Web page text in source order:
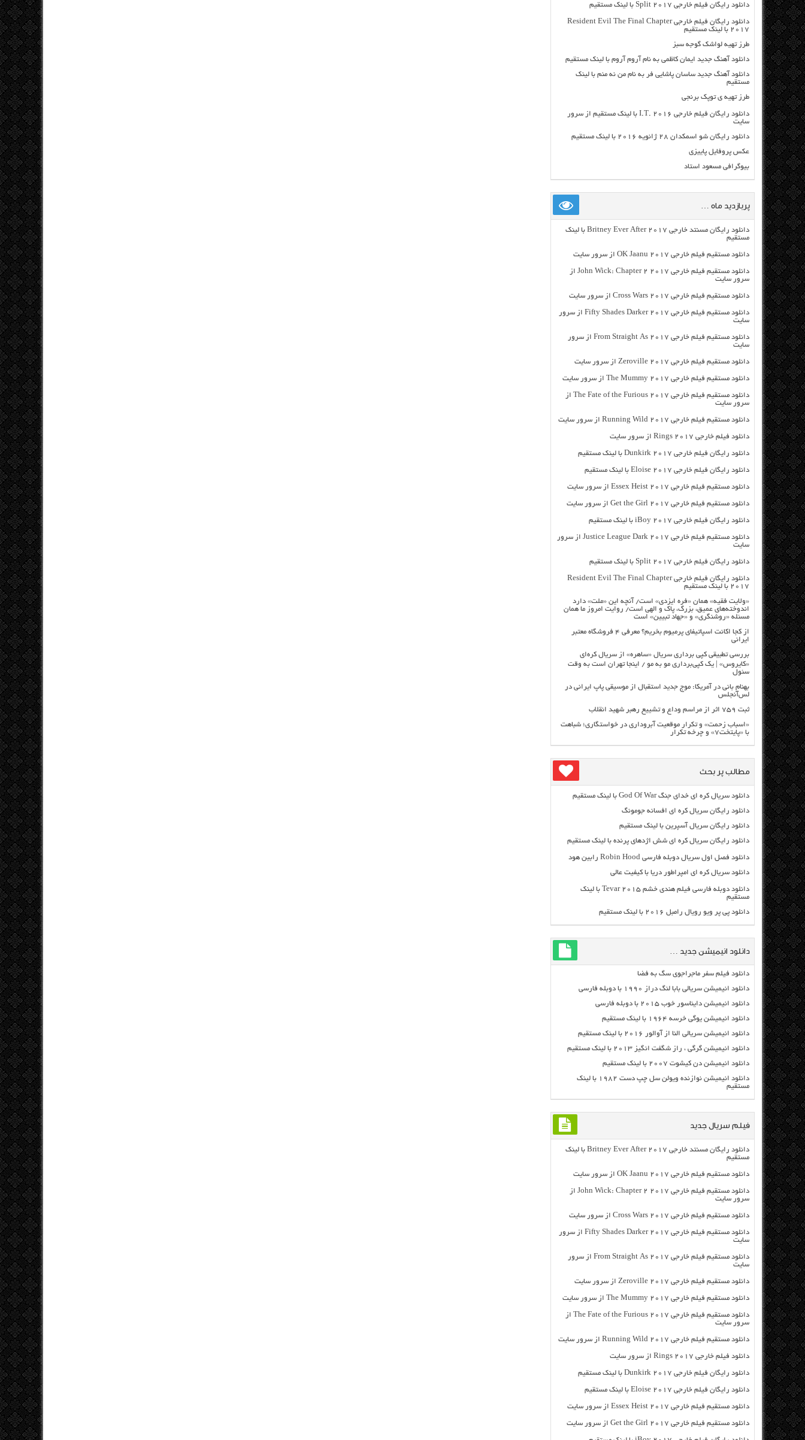
دانلود رایگان فیلم خارجی Split 2017 با لینک مستقیم
دانلود رایگان فیلم خارجی Resident Evil The Final Chapter
2017 با لینک مستقیم
طرز تهیه لواشک گوجه سبز
دانلود آهنگ جدید ایمان کاظمی به نام آروم آروم با لینک مستقیم
دانلود آهنگ جدید ساسان پاشایی فر به نام من نه منم با لینک
مستقیم
طرز تهیه ی توپک برنجی
دانلود رایگان فیلم خارجی I.T. 2016 با لینک مستقیم از سرور
سایت
دانلود رایگان شو اسمکدان ۲۸ ژانویه ۲۰۱۶ با لینک مستقیم
عکس پروفایل پاییزی
بیوگرافی مسعود استاد
پربازدید ماه …
دانلود رایگان مسنتد خارجی Britney Ever After 2017 با لینک
مستقیم
دانلود مستقیم فیلم خارجی OK Jaanu 2017 از سرور سایت
دانلود مستقیم فیلم خارجی John Wick: Chapter 2 2017 از
سرور سایت
دانلود مستقیم فیلم خارجی Cross Wars 2017 از سرور سایت
دانلود مستقیم فیلم خارجی Fifty Shades Darker 2017 از سرور
سایت
دانلود مستقیم فیلم خارجی From Straight As 2017 از سرور
سایت
دانلود مستقیم فیلم خارجی Zeroville 2017 از سرور سایت
دانلود مستقیم فیلم خارجی The Mummy 2017 از سرور سایت
دانلود مستقیم فیلم خارجی The Fate of the Furious 2017 از
سرور سایت
دانلود مستقیم فیلم خارجی Running Wild 2017 از سرور سایت
دانلود فیلم خارجی Rings 2017 از سرور سایت
دانلود رایگان فیلم خارجی Dunkirk 2017 با لینک مستقیم
دانلود رایگان فیلم خارجی Eloise 2017 با لینک مستقیم
دانلود مستقیم فیلم خارجی Essex Heist 2017 از سرور سایت
دانلود مستقیم فیلم خارجی Get the Girl 2017 از سرور سایت
دانلود رایگان فیلم خارجی iBoy 2017 با لینک مستقیم
دانلود مستقیم فیلم خارجی Justice League Dark 2017 از سرور
سایت
دانلود رایگان فیلم خارجی Split 2017 با لینک مستقیم
دانلود رایگان فیلم خارجی Resident Evil The Final Chapter
2017 با لینک مستقیم
«ولایت فقیه» همان «فره ایزدی» است/ آنچه این «ملت» دارد
اندوخته‌های عمیق، بزرگ، پاک و الهی است/ روایت امروز ما همان
مسئله «روشنگری» و «جهاد تبیین» است
از کجا اکانت اسپاتیفای پرمیوم بخریم؟ معرفی ۴ فروشگاه معتبر
ایرانی
بررسی تطبیقی کپی برداری سریال «ساهره» از سریال کره‌ای
«کایروس» | یک کپی‌برداری مو به مو / اینجا تهران است به وقت
سئول
بهنام بانی در آمریکا: موج جدید استقبال از موسیقی پاپ ایرانی در
لس‌آنجلس
ثبت ۷۵۹ اثر از مراسم وداع و تشییع رهبر شهید انقلاب
«اسباب زحمت» و تکرار موقعیت آبروداری در خواستگاری؛ شباهت
با «پایتخت۷» و چرخه تکرار
مطالب پر بحث
دانلود سریال کره ای خدای جنگ God Of War با لینک مستقیم
دانلود رایگان سریال کره ای افسانه جومونگ
دانلود رایگان سریال آسپرین با لینک مستقیم
دانلود رایگان سریال کره ای شش اژدهای پرنده با لینک مستقیم
دانلود فصل اول سریال دوبله فارسی Robin Hood رابین هود
دانلود سریال کره ای امپراطور دریا با کیفیت عالی
دانلود دوبله فارسی فیلم هندی خشم Tevar ۲۰۱۵ با لینک
مستقیم
دانلود پی پر ویو رویال رامبل ۲۰۱۶ با لینک مستقیم
دانلود انیمیشن جدید …
دانلود فیلم سفر ماجراجوی سگ به فضا
دانلود انیمیشن سریالی بابا لنگ دراز ۱۹۹۰ با دوبله فارسی
دانلود انیمیشن دایناسور خوب ۲۰۱۵ با دوبله فارسی
دانلود انیمیشن یوگی خرسه ۱۹۶۴ با لینک مستقیم
دانلود انیمیشن سریالی النا از آوالور ۲۰۱۶ با لینک مستقیم
دانلود انیمیشن گرگی ، راز شگفت انگیز ۲۰۱۳ با لینک مستقیم
دانلود انیمیشن دن کیشوت ۲۰۰۷ با لینک مستقیم
دانلود انیمیشن نوازنده ویولن سل چپ دست ۱۹۸۲ با لینک
مستقیم
فیلم سریال جدید
دانلود رایگان مسنتد خارجی Britney Ever After 2017 با لینک
مستقیم
دانلود مستقیم فیلم خارجی OK Jaanu 2017 از سرور سایت
دانلود مستقیم فیلم خارجی John Wick: Chapter 2 2017 از
سرور سایت
دانلود مستقیم فیلم خارجی Cross Wars 2017 از سرور سایت
دانلود مستقیم فیلم خارجی Fifty Shades Darker 2017 از سرور
سایت
دانلود مستقیم فیلم خارجی From Straight As 2017 از سرور
سایت
دانلود مستقیم فیلم خارجی Zeroville 2017 از سرور سایت
دانلود مستقیم فیلم خارجی The Mummy 2017 از سرور سایت
دانلود مستقیم فیلم خارجی The Fate of the Furious 2017 از
سرور سایت
دانلود مستقیم فیلم خارجی Running Wild 2017 از سرور سایت
دانلود فیلم خارجی Rings 2017 از سرور سایت
دانلود رایگان فیلم خارجی Dunkirk 2017 با لینک مستقیم
دانلود رایگان فیلم خارجی Eloise 2017 با لینک مستقیم
دانلود مستقیم فیلم خارجی Essex Heist 2017 از سرور سایت
دانلود مستقیم فیلم خارجی Get the Girl 2017 از سرور سایت